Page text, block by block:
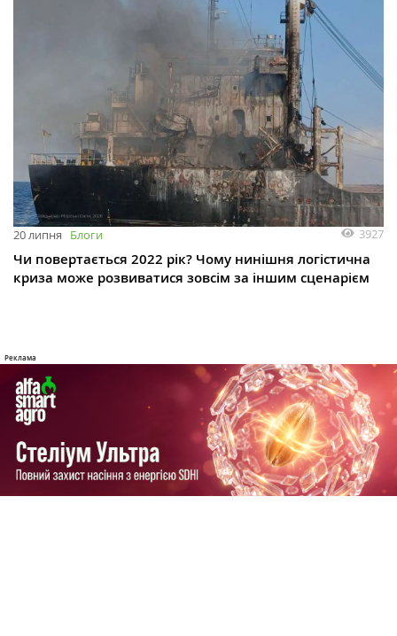
20 липня Блоги 3927
Чи повертається 2022 рік? Чому нинішня логістична
криза може розвиватися зовсім за іншим сценарієм